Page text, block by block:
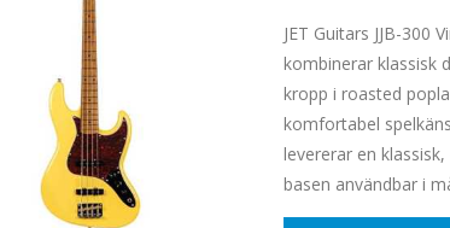
JET Guitars JJB-300
kombinerar klassisk
kropp i roasted
komfortabel
levererar en
basen användbar i